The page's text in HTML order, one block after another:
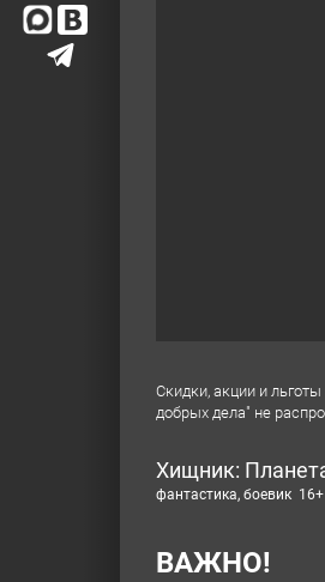
Скидки, акции и
добрых дела" не
Хищник:
фантастика, боевик
ВАЖНО!